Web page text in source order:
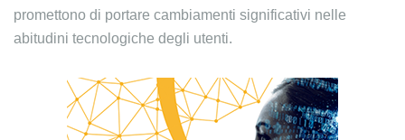
promettono di portare cambiamenti significativi nelle
abitudini tecnologiche degli utenti.